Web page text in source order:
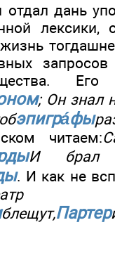
дань
лексики,
запросов
Его
; Он знал
эпигрáфы
читаем:
И брал
. И как не
блещут,Партер